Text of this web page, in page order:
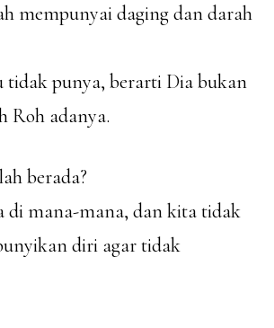
mempunyai daging dan darah
tidak punya, berarti Dia bukan
Roh adanya.
berada?
di mana-mana, dan kita tidak
diri agar tidak